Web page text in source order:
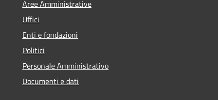
Aree Amministrative
Uffici
Enti e fondazioni
Politici
Personale Amministrativo
Documenti e dati